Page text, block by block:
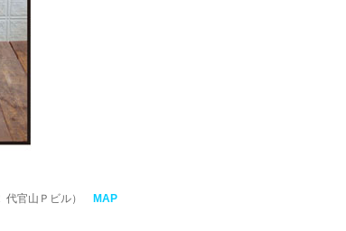
代官山Ｐビル）
MAP